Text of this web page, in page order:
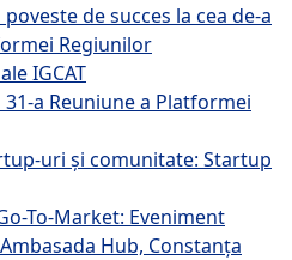
de succes la cea de-a
Regiunilor
IGCAT
a Reuniune a Platformei
uri și comunitate: Startup
To-Market: Eveniment
Hub, Constanța